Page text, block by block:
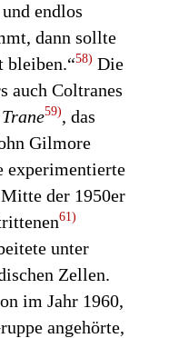
endlos
dann sollte
bleiben.“58) Die
auch Coltranes
59), das
Gilmore
experimentierte
der 1950er
61)
unter
Zellen.
im Jahr 1960,
angehörte,